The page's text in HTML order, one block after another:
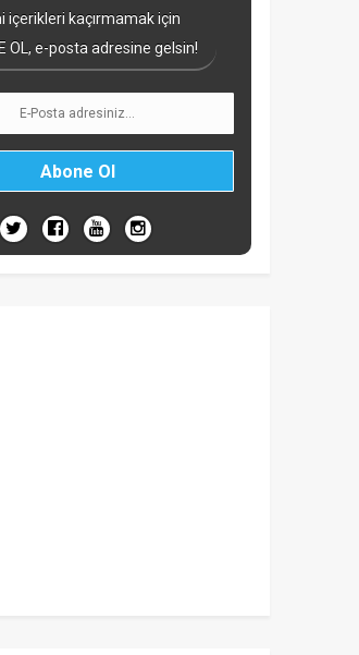
içerikleri kaçırmamak için
OL, e-posta adresine gelsin!